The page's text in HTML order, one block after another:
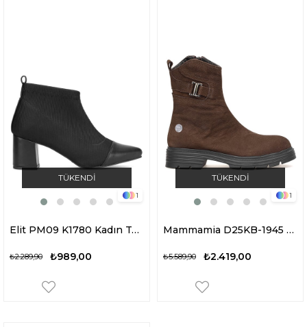
TÜKENDI
1
Elit PM09 K1780 Kadın Topuklu Bot Siyah
₺989,00
₺2.289,90
TÜKENDI
1
Mammamia D25KB-1945 Kadın Hakiki Nubuk Deri Topuklu Bot Kahverengi
₺2.419,00
₺5.589,90